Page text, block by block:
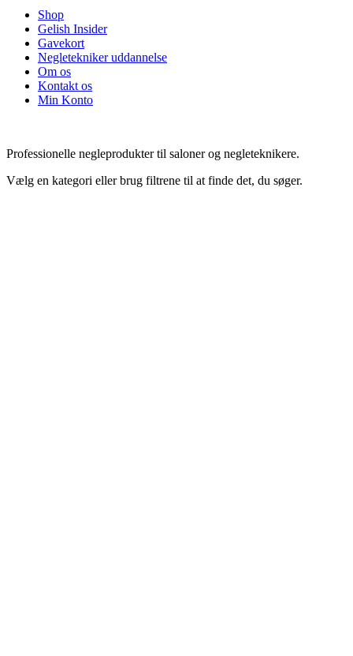
Shop
Gelish Insider
Gavekort
Negletekniker uddannelse
Om os
Kontakt os
Min Konto
Professionelle negleprodukter til saloner og negleteknikere.
Vælg en kategori eller brug filtrene til at finde det, du søger.